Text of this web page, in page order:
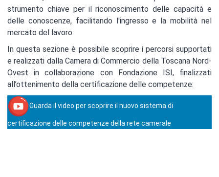
strumento chiave per il riconoscimento delle capacità e
delle conoscenze, facilitando l'ingresso e la mobilità nel
mercato del lavoro.
In questa sezione è possibile scoprire i percorsi supportati
e realizzati dalla Camera di Commercio della Toscana Nord-
Ovest in collaborazione con Fondazione ISI, finalizzati
all’ottenimento della certificazione delle competenze:
Guarda il video per scoprire il nuovo sistema di
certificazione delle competenze della rete camerale